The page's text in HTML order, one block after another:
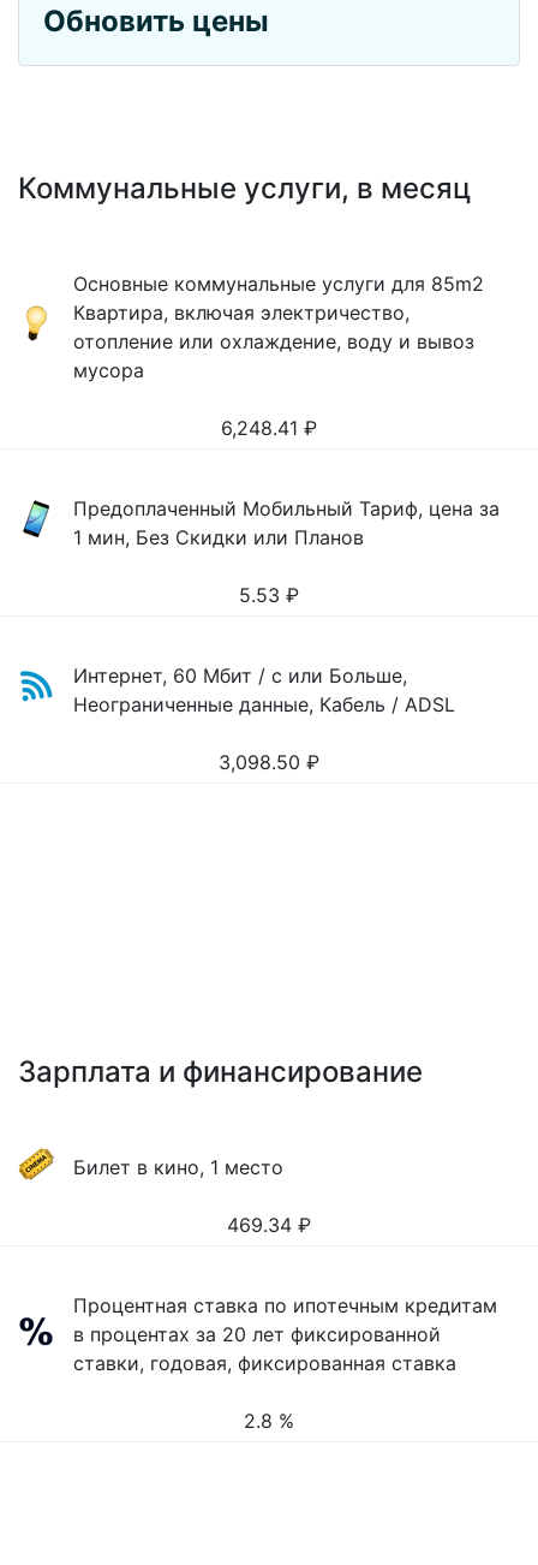
Обновить цены
Коммунальные услуги, в месяц
Основные коммунальные услуги для 85m2
Квартира, включая электричество,
отопление или охлаждение, воду и вывоз
мусора
6,248.41 ₽
Предоплаченный Мобильный Тариф, цена за
1 мин, Без Скидки или Планов
5.53 ₽
Интернет, 60 Мбит / с или Больше,
Неограниченные данные, Кабель / ADSL
3,098.50 ₽
Зарплата и финансирование
Билет в кино, 1 место
469.34 ₽
Процентная ставка по ипотечным кредитам
в процентах за 20 лет фиксированной
ставки, годовая, фиксированная ставка
2.8 %